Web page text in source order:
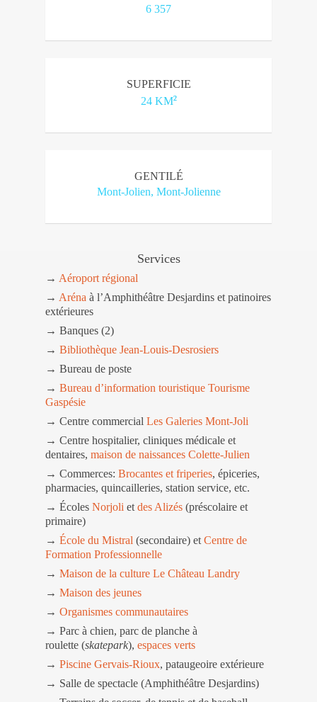
6 357
SUPERFICIE
24 KM2
GENTILÉ
Mont-Jolien, Mont-Jolienne
Services
→ Aéroport régional
→ Aréna à l’Amphithéâtre Desjardins et patinoires
extérieures
→ Banques (2)
→Bibliothèque Jean-Louis-Desrosiers
→ Bureau de poste
→Bureau d’information touristique Tourisme
Gaspésie
→ Centre commercialLes Galeries Mont-Joli
→ Centre hospitalier, cliniques médicale et
dentaires,maison de naissances Colette-Julien
→ Commerces:Brocantes et friperies, épiceries,
pharmacies, quincailleries, station service, etc.
→ ÉcolesNorjoli etdes Alizés (préscolaire et
primaire)
→École du Mistral (secondaire) etCentre de
Formation Professionnelle
→Maison de la culture Le Château Landry
→Maison des jeunes
→Organismes communautaires
→ Parc à chien, parc de planche à
roulette (skatepark),espaces verts
→Piscine Gervais-Rioux, pataugeoire extérieure
→ Salle de spectacle (Amphithéâtre Desjardins)